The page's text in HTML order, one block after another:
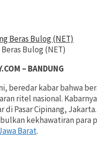
Bulog (NET)
– BANDUNG
beredar kabar bahwa
ritel nasional.
di Pasar Cipinang,
kekhawatiran para
Barat.